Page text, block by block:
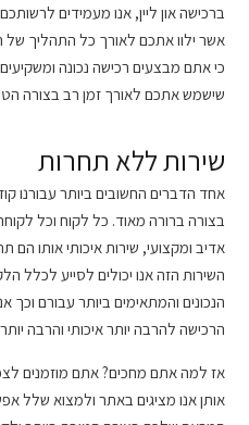
ברכישה און ליין, אנו מעמידים
אשר ילוו אתכם לאורך כל התהליך של
כי אתם מבצעים רכישה נכונה
שישמש אתכם לאורך זמן רב בצורה
שירות ללא תחרות
אחד הדברים החשובים ביותר עבורנו
בצורה ברורה מאוד. כל לקוח וכל
אדיב ומקצועי, שירות איכותי אותו
השירות הזה אנו יכולים לסייע לכלל
הנכונים והמתאימים ביותר עבורם
הרכישה להרבה יותר איכותי והרבה יותר
אז למה אתם מחכים? אתם מוזמנים
אותן אנו מציגים באתר ולמצוא שלל